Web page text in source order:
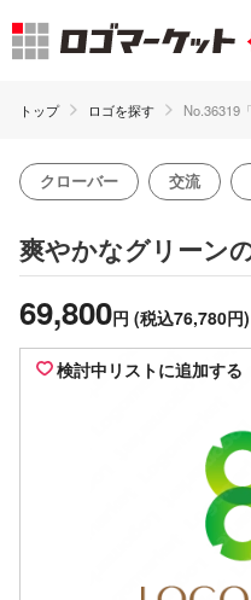
トップ ロゴを探す No.36319
クローバー 交流
爽やかなグリーン
69,800円 (税込76,780円)
検討中リストに追加する